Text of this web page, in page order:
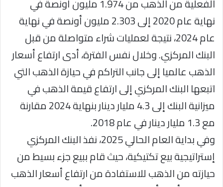
نهاية عام 2020 إلى 2.303 مليون أونصة في نهاية
عام 2024، نتيجة لعمليات شراء متواصلة من قبل
البنك المركزي. وخلال نفس الفترة، أدى ارتفاع أسعار
الذهب عالميا إلى جانب التراكم في حيازة الذهب التي
اتبعها البنك المركزي إلى ارتفاع قيمة الذهب في
ميزانية البنك إلى 4.3 مليار دينار بنهاية 2024 مقارنة
مع 1.3 مليار دينار في عام 2018.
وفي بداية العام الحالي 2025، نفذ البنك المركزي
إستراتيجية بيع تكتيكية، حيث قام ببيع جزء بسيط من
حيازته من الذهب للاستفادة من ارتفاع أسعار الذهب